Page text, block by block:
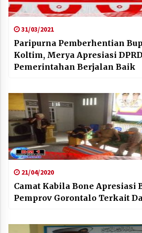
31/03/2021
Paripurna Pemberhentian
Koltim, Merya Apresiasi
Pemerintahan Berjalan Baik
21/04/2020
Camat Kabila Bone Apresiasi
Pemprov Gorontalo Terkait